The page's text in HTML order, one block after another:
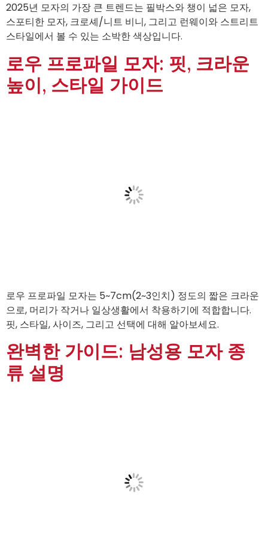
2025년 모자의 가장 큰 트렌드는 필박스와 챙이 넓은 모자,
스포티한 모자, 크로셰/니트 비니, 그리고 런웨이와 스트리트
스타일에서 볼 수 있는 소박한 색상입니다.
로우 프로파일 모자: 핏, 크라운
높이, 스타일 가이드
로우 프로파일 모자는 5~7cm(2~3인치) 정도의 짧은 크라운
으로, 머리가 작거나 일상생활에서 착용하기에 적합합니다.
핏, 스타일, 사이즈, 그리고 선택에 대해 알아보세요.
완벽한 가이드: 남성용 모자 종
류 설명